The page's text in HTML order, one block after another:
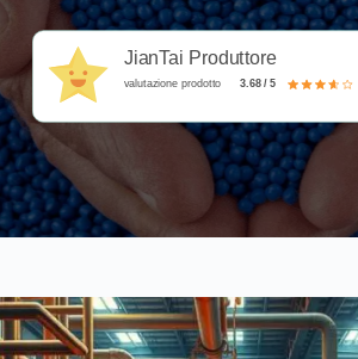
JianTai Produttore
valutazione prodotto 3.68 / 5